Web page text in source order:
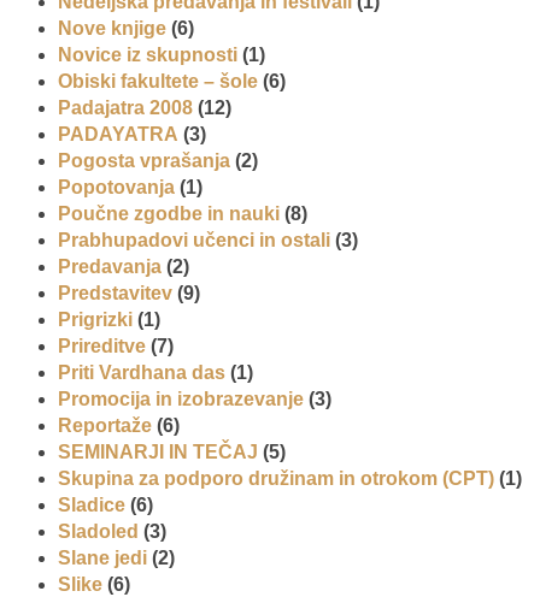
Nove knjige (6)
Novice iz skupnosti (1)
Obiski fakultete – šole (6)
Padajatra 2008 (12)
PADAYATRA (3)
Pogosta vprašanja (2)
Popotovanja (1)
Poučne zgodbe in nauki (8)
Prabhupadovi učenci in ostali (3)
Predavanja (2)
Predstavitev (9)
Prigrizki (1)
Prireditve (7)
Priti Vardhana das (1)
Promocija in izobrazevanje (3)
Reportaže (6)
SEMINARJI IN TEČAJ (5)
Skupina za podporo družinam in otrokom (CPT) (1)
Sladice (6)
Sladoled (3)
Slane jedi (2)
Slike (6)